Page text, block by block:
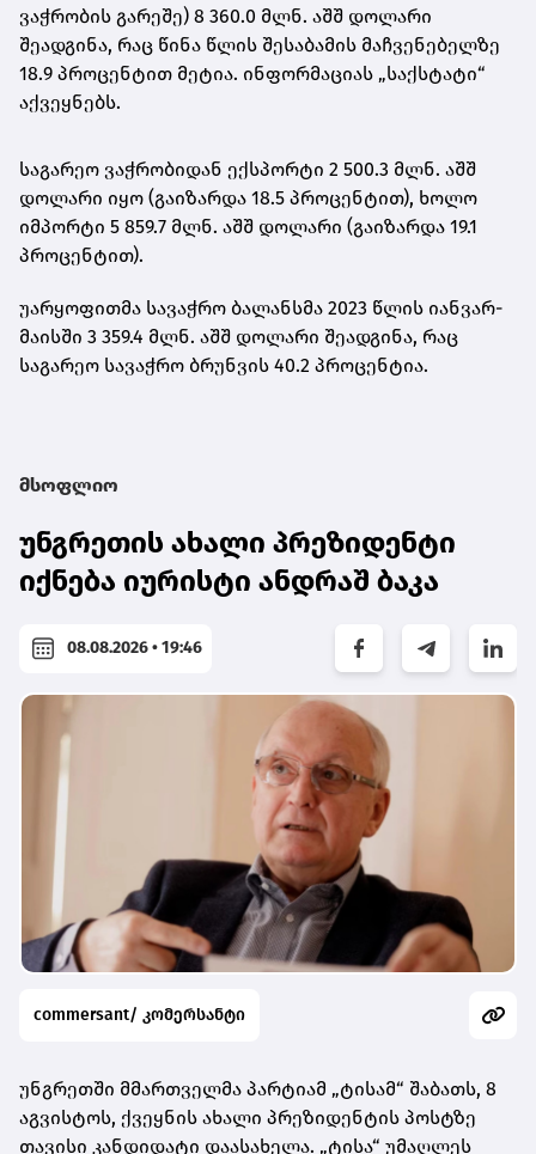
ვაჭრობის გარეშე) 8 360.0 მლნ. აშშ დოლარი
შეადგინა, რაც წინა წლის შესაბამის მაჩვენებელზე
18.9 პროცენტით მეტია. ინფორმაციას „საქსტატი“
აქვეყნებს.
საგარეო ვაჭრობიდან ექსპორტი 2 500.3 მლნ. აშშ
დოლარი იყო (გაიზარდა 18.5 პროცენტით), ხოლო
იმპორტი 5 859.7 მლნ. აშშ დოლარი (გაიზარდა 19.1
პროცენტით).
უარყოფითმა სავაჭრო ბალანსმა 2023 წლის იანვარ-
მაისში 3 359.4 მლნ. აშშ დოლარი შეადგინა, რაც
საგარეო სავაჭრო ბრუნვის 40.2 პროცენტია.
მსოფლიო
უნგრეთის ახალი პრეზიდენტი
იქნება იურისტი ანდრაშ ბაკა
08.08.2026 • 19:46
commersant/ კომერსანტი
უნგრეთში მმართველმა პარტიამ „ტისამ“ შაბათს, 8
აგვისტოს, ქვეყნის ახალი პრეზიდენტის პოსტზე
თავისი კანდიდატი დაასახელა. „ტისა“ უმაღლეს